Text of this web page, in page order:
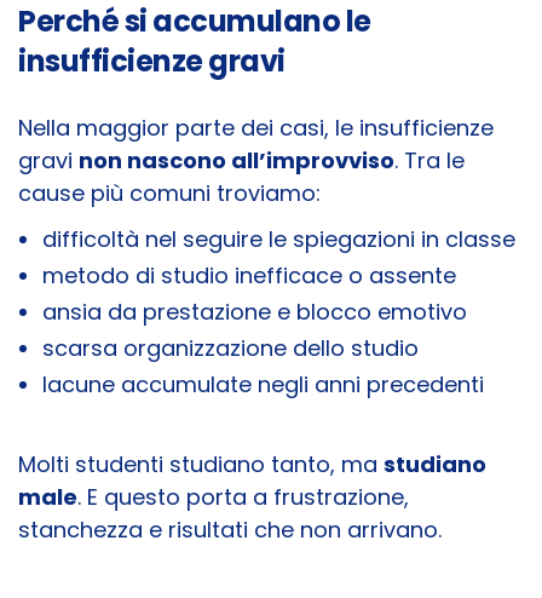
Perché si accumulano le
insufficienze gravi
Nella maggior parte dei casi, le insufficienze
gravi non nascono all’improvviso. Tra le
cause più comuni troviamo:
difficoltà nel seguire le spiegazioni in classe
metodo di studio inefficace o assente
ansia da prestazione e blocco emotivo
scarsa organizzazione dello studio
lacune accumulate negli anni precedenti
Molti studenti studiano tanto, ma studiano
male. E questo porta a frustrazione,
stanchezza e risultati che non arrivano.